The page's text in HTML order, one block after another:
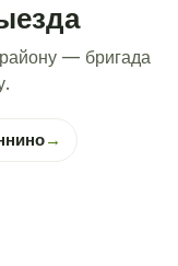
— бригада
→